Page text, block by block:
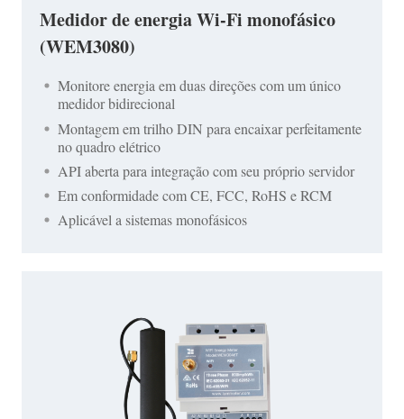
Medidor de energia Wi-Fi monofásico
(WEM3080)
Monitore energia em duas direções com um único
medidor bidirecional
Montagem em trilho DIN para encaixar perfeitamente
no quadro elétrico
API aberta para integração com seu próprio servidor
Em conformidade com CE, FCC, RoHS e RCM
Aplicável a sistemas monofásicos